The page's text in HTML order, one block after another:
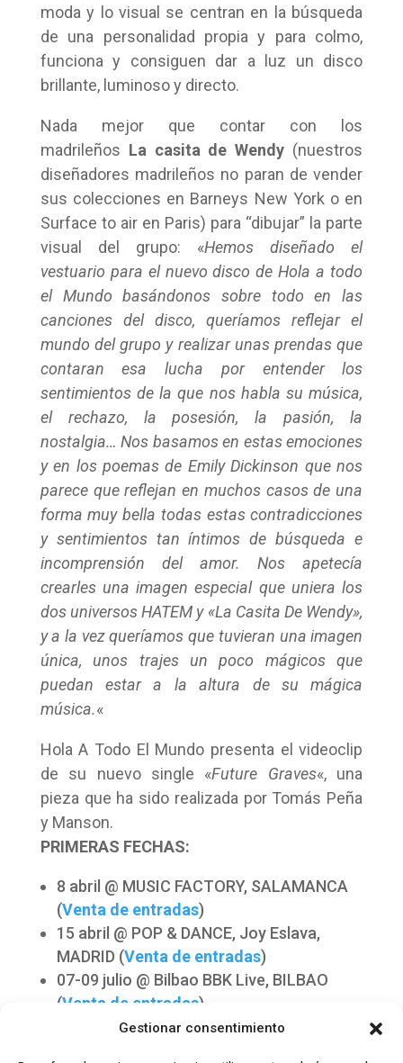
Gestionar consentimiento
moda y lo visual se centran en la búsqueda
de una personalidad propia y para colmo,
funciona y consiguen dar a luz un disco
brillante, luminoso y directo.
Nada mejor que contar con los
madrileños La casita de Wendy (nuestros
diseñadores madrileños no paran de vender
sus colecciones en Barneys New York o en
Surface to air en Paris) para “dibujar” la parte
visual del grupo: «Hemos diseñado el
vestuario para el nuevo disco de Hola a todo
el Mundo basándonos sobre todo en las
canciones del disco, queríamos reflejar el
mundo del grupo y realizar unas prendas que
contaran esa lucha por entender los
sentimientos de la que nos habla su música,
el rechazo, la posesión, la pasión, la
nostalgia… Nos basamos en estas emociones
y en los poemas de Emily Dickinson que nos
parece que reflejan en muchos casos de una
forma muy bella todas estas contradicciones
y sentimientos tan íntimos de búsqueda e
incomprensión del amor. Nos apetecía
crearles una imagen especial que uniera los
dos universos HATEM y «La Casita De Wendy»,
y a la vez queríamos que tuvieran una imagen
única, unos trajes un poco mágicos que
puedan estar a la altura de su mágica
música.«
Hola A Todo El Mundo presenta el videoclip
de su nuevo single «Future Graves«, una
pieza que ha sido realizada por Tomás Peña
y Manson.
PRIMERAS FECHAS:
8 abril @ MUSIC FACTORY, SALAMANCA
(Venta de entradas)
15 abril @ POP & DANCE, Joy Eslava,
MADRID (Venta de entradas)
07-09 julio @ Bilbao BBK Live, BILBAO
(Venta de entradas)